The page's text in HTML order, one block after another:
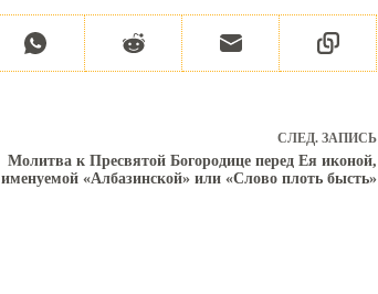
СЛЕД.ЗАПИСЬ
Молитва к Пресвятой Богородице перед Ея иконой,
именуемой «Албазинской» или «Слово плоть бысть»